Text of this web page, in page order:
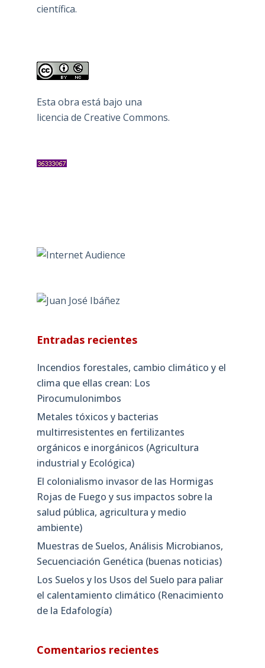
científica.
Esta obra está bajo una
licencia de Creative Commons.
Entradas recientes
Incendios forestales, cambio climático y el
clima que ellas crean: Los
Pirocumulonimbos
Metales tóxicos y bacterias
multirresistentes en fertilizantes
orgánicos e inorgánicos (Agricultura
industrial y Ecológica)
El colonialismo invasor de las Hormigas
Rojas de Fuego y sus impactos sobre la
salud pública, agricultura y medio
ambiente)
Muestras de Suelos, Análisis Microbianos,
Secuenciación Genética (buenas noticias)
Los Suelos y los Usos del Suelo para paliar
el calentamiento climático (Renacimiento
de la Edafología)
Comentarios recientes